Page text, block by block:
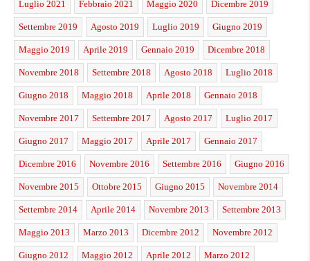
Luglio 2021 Febbraio 2021 Maggio 2020 Dicembre 2019
Settembre 2019 Agosto 2019 Luglio 2019 Giugno 2019
Maggio 2019 Aprile 2019 Gennaio 2019 Dicembre 2018
Novembre 2018 Settembre 2018 Agosto 2018 Luglio 2018
Giugno 2018 Maggio 2018 Aprile 2018 Gennaio 2018
Novembre 2017 Settembre 2017 Agosto 2017 Luglio 2017
Giugno 2017 Maggio 2017 Aprile 2017 Gennaio 2017
Dicembre 2016 Novembre 2016 Settembre 2016 Giugno 2016
Novembre 2015 Ottobre 2015 Giugno 2015 Novembre 2014
Settembre 2014 Aprile 2014 Novembre 2013 Settembre 2013
Maggio 2013 Marzo 2013 Dicembre 2012 Novembre 2012
Giugno 2012 Maggio 2012 Aprile 2012 Marzo 2012